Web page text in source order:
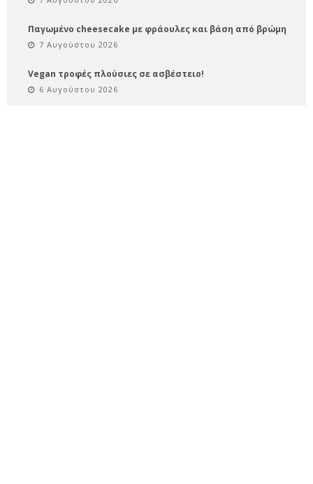
Παγωμένο cheesecake με φράουλες και βάση από βρώμη
7 Αυγούστου 2026
Vegan τροφές πλούσιες σε ασβέστειο!
6 Αυγούστου 2026